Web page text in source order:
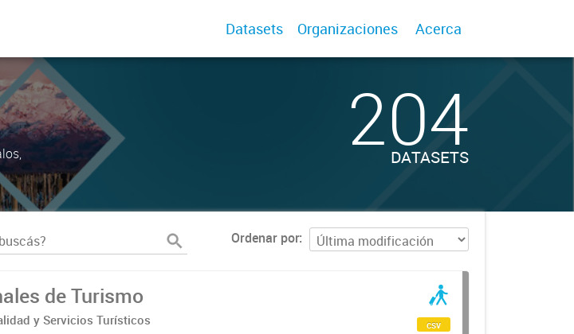
Datasets Organizaciones Acerca
204
DATASETS
Ordenar por
de Turismo
y Servicios Turísticos csv